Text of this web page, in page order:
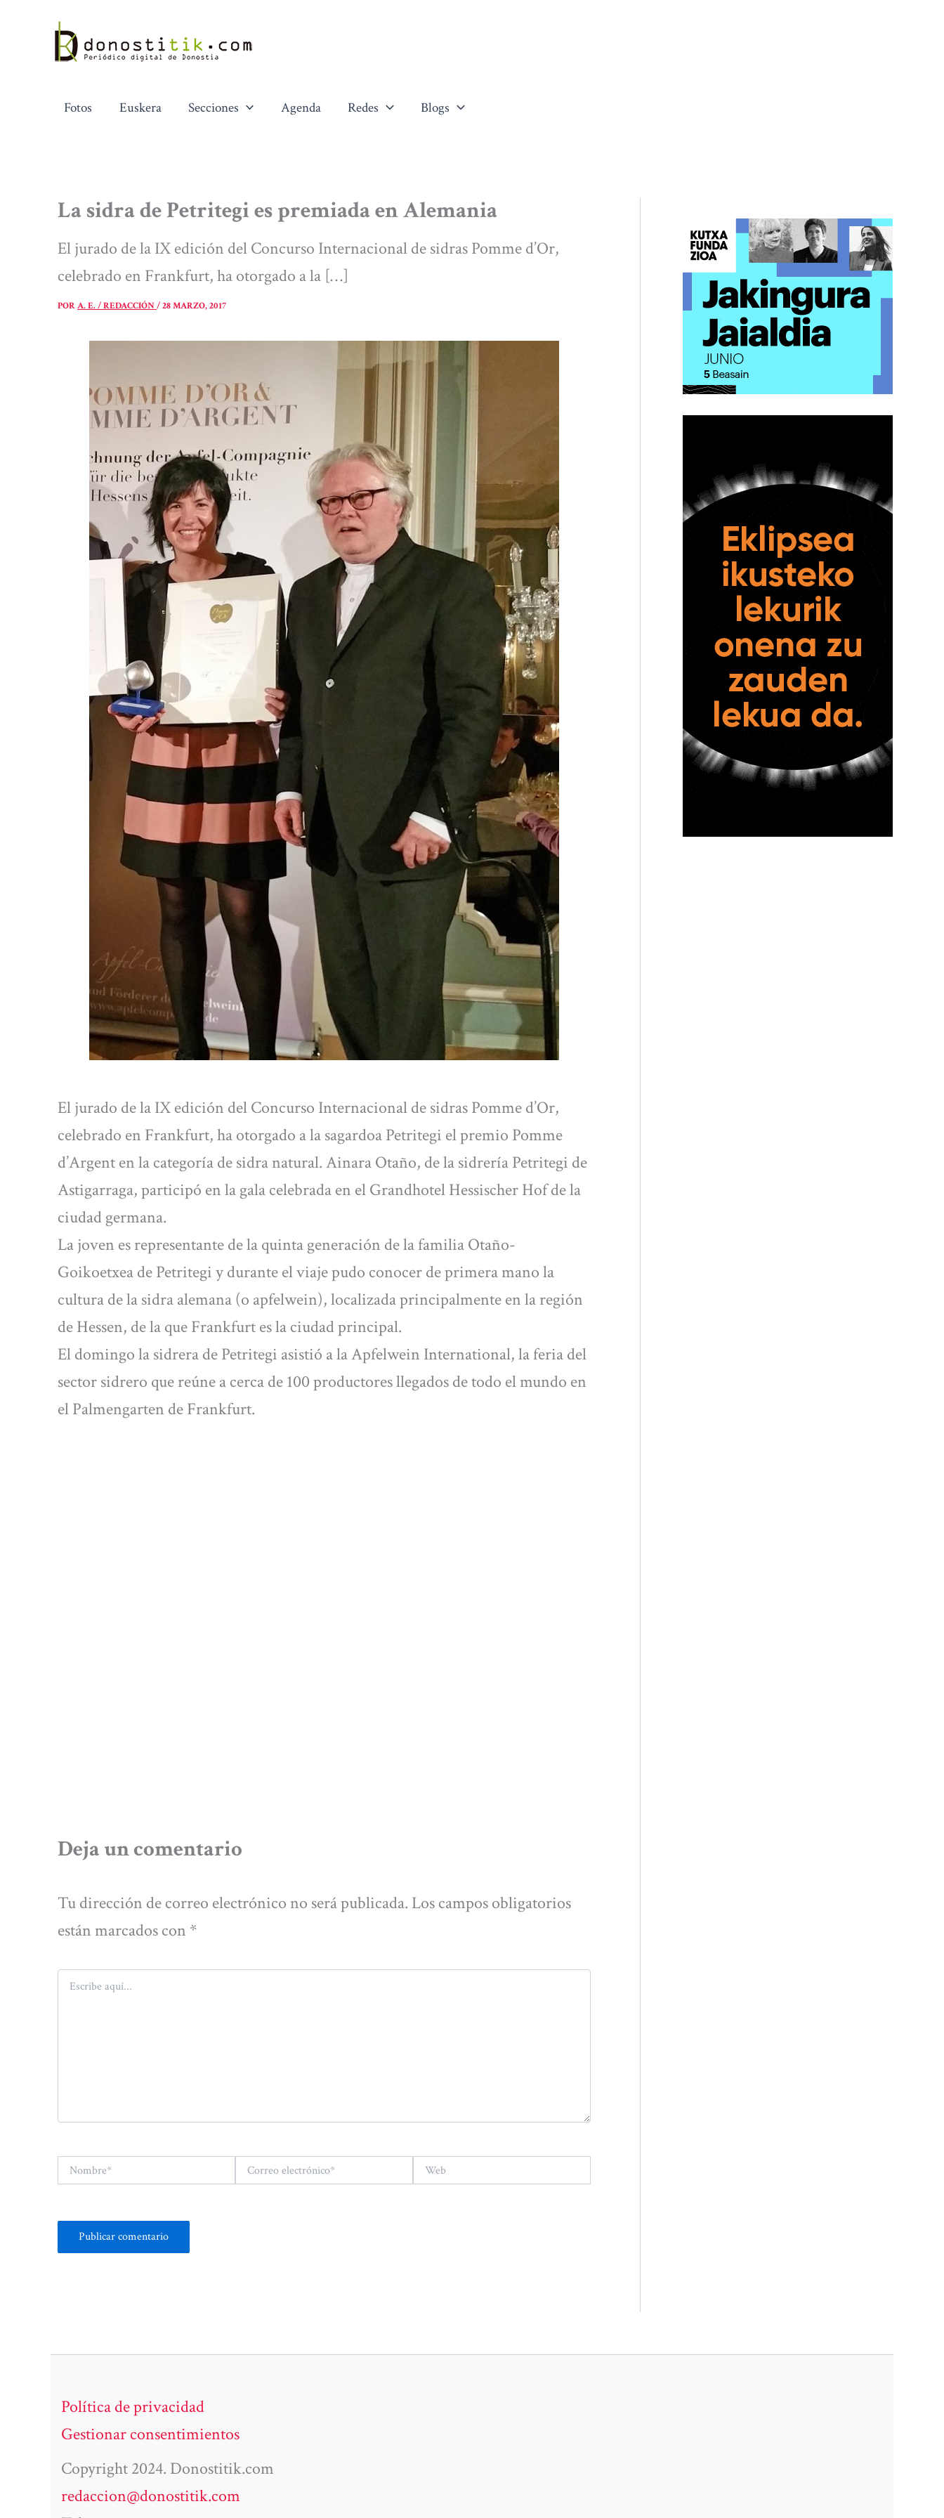
contenido
Fotos Euskera Secciones Agenda Redes Blogs
La sidra de Petritegi es premiada en Alemania
El jurado de la IX edición del Concurso Internacional de sidras Pomme d’Or,
celebrado en Frankfurt, ha otorgado a la […]
PORA. E. / REDACCIÓN/28 MARZO, 2017
El jurado de la IX edición del Concurso Internacional de sidras Pomme d’Or,
celebrado en Frankfurt, ha otorgado a la sagardoa Petritegi el premio Pomme
d’Argent en la categoría de sidra natural. Ainara Otaño, de la sidrería Petritegi de
Astigarraga, participó en la gala celebrada en el Grandhotel Hessischer Hof de la
ciudad germana.
La joven es representante de la quinta generación de la familia Otaño-
Goikoetxea de Petritegi y durante el viaje pudo conocer de primera mano la
cultura de la sidra alemana (o apfelwein), localizada principalmente en la región
de Hessen, de la que Frankfurt es la ciudad principal.
El domingo la sidrera de Petritegi asistió a la Apfelwein International, la feria del
sector sidrero que reúne a cerca de 100 productores llegados de todo el mundo en
el Palmengarten de Frankfurt.
Deja un comentario
Tu dirección de correo electrónico no será publicada. Los campos obligatorios
están marcados con *
aquí...
electrónico*
Política de privacidad
Gestionar consentimientos
Copyright 2024. Donostitik.com
redaccion@donostitik.com